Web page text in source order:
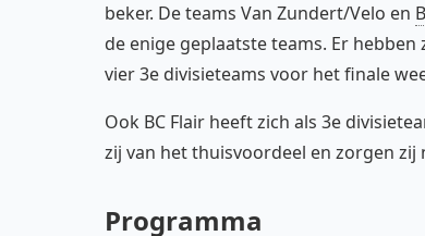
beker. De teams Van Zundert/Velo en
de enige geplaatste teams. Er hebben
vier 3e divisieteams voor het finale
Ook BC Flair heeft zich als 3e
zij van het thuisvoordeel en zorgen zij
Programma